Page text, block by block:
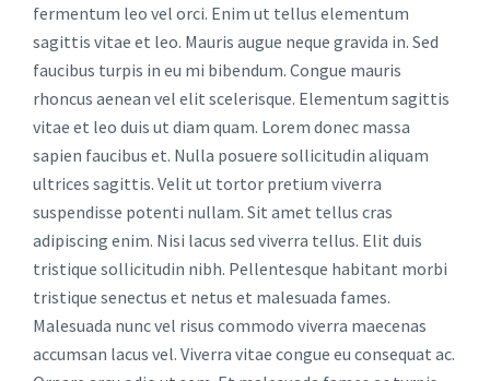
fermentum leo vel orci. Enim ut tellus elementum
sagittis vitae et leo. Mauris augue neque gravida in. Sed
faucibus turpis in eu mi bibendum. Congue mauris
rhoncus aenean vel elit scelerisque. Elementum sagittis
vitae et leo duis ut diam quam. Lorem donec massa
sapien faucibus et. Nulla posuere sollicitudin aliquam
ultrices sagittis. Velit ut tortor pretium viverra
suspendisse potenti nullam. Sit amet tellus cras
adipiscing enim. Nisi lacus sed viverra tellus. Elit duis
tristique sollicitudin nibh. Pellentesque habitant morbi
tristique senectus et netus et malesuada fames.
Malesuada nunc vel risus commodo viverra maecenas
accumsan lacus vel. Viverra vitae congue eu consequat ac.